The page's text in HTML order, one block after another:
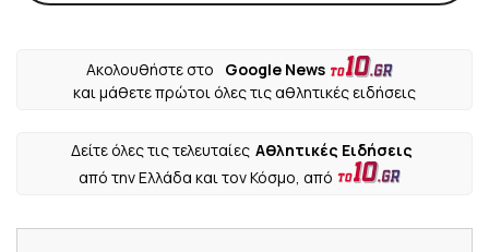
Ακολουθήστε στο
Google News
και μάθετε πρώτοι όλες τις αθλητικές ειδήσεις
Δείτε όλες τις τελευταίες Αθλητικές Ειδήσεις
από την Ελλάδα και τον Κόσμο, από